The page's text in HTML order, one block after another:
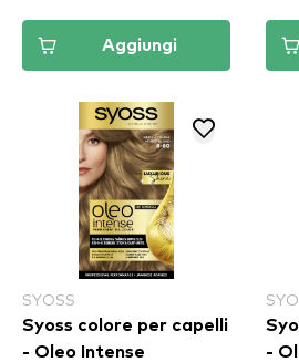
Aggiungi
SYOSS
Syoss colore per capelli
- Oleo Intense
-